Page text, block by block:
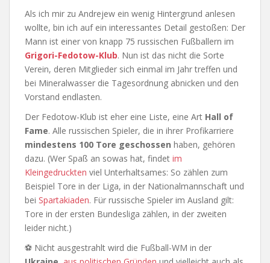
Als ich mir zu Andrejew ein wenig Hintergrund anlesen
wollte, bin ich auf ein interessantes Detail gestoßen: Der
Mann ist einer von knapp 75 russischen Fußballern im
Grigori-Fedotow-Klub. Nun ist das nicht die Sorte
Verein, deren Mitglieder sich einmal im Jahr treffen und
bei Mineralwasser die Tagesordnung abnicken und den
Vorstand endlasten.
Der Fedotow-Klub ist eher eine Liste, eine Art Hall of
Fame. Alle russischen Spieler, die in ihrer Profikarriere
mindestens 100 Tore geschossen haben, gehören
dazu. (Wer Spaß an sowas hat, findet im
Kleingedruckten viel Unterhaltsames: So zählen zum
Beispiel Tore in der Liga, in der Nationalmannschaft und
bei Spartakiaden. Für russische Spieler im Ausland gilt:
Tore in der ersten Bundesliga zählen, in der zweiten
leider nicht.)
⚽ Nicht ausgestrahlt wird die Fußball-WM in der